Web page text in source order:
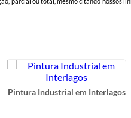
Pintura Industrial em Interlagos